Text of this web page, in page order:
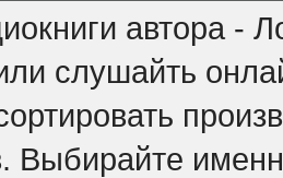
автора -
слушайть
Выбирайте